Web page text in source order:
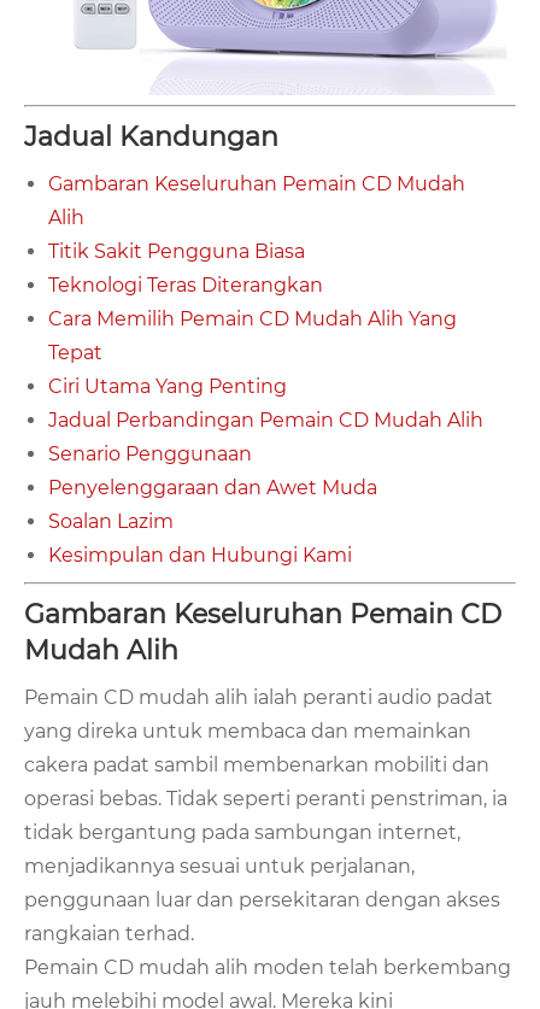
Jadual Kandungan
Gambaran Keseluruhan Pemain CD Mudah
Alih
Titik Sakit Pengguna Biasa
Teknologi Teras Diterangkan
Cara Memilih Pemain CD Mudah Alih Yang
Tepat
Ciri Utama Yang Penting
Jadual Perbandingan Pemain CD Mudah Alih
Senario Penggunaan
Penyelenggaraan dan Awet Muda
Soalan Lazim
Kesimpulan dan Hubungi Kami
Gambaran Keseluruhan Pemain CD
Mudah Alih
Pemain CD mudah alih ialah peranti audio padat
yang direka untuk membaca dan memainkan
cakera padat sambil membenarkan mobiliti dan
operasi bebas. Tidak seperti peranti penstriman, ia
tidak bergantung pada sambungan internet,
menjadikannya sesuai untuk perjalanan,
penggunaan luar dan persekitaran dengan akses
rangkaian terhad.
Pemain CD mudah alih moden telah berkembang
jauh melebihi model awal. Mereka kini